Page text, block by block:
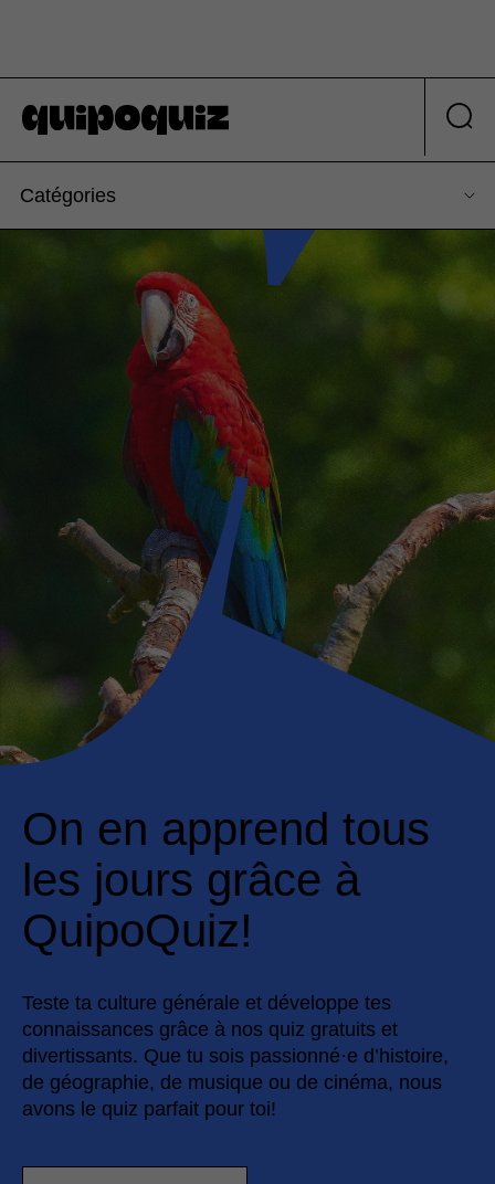
Catégories
On en apprend tous
les jours grâce à
QuipoQuiz!
Teste ta culture générale et développe tes
connaissances grâce à nos quiz gratuits et
divertissants. Que tu sois passionné·e d’histoire,
de géographie, de musique ou de cinéma, nous
avons le quiz parfait pour toi!